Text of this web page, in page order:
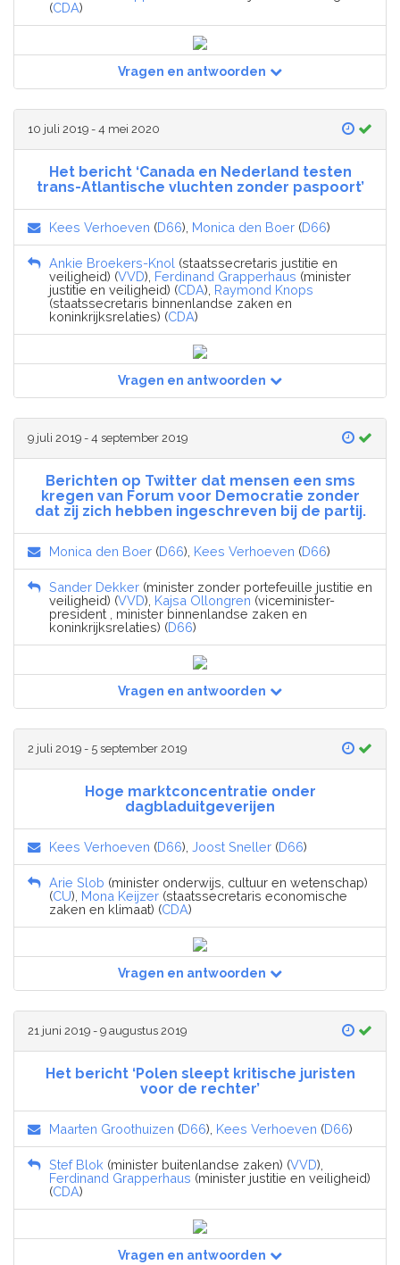
(CDA)
Vragen en antwoorden
10 juli 2019 - 4 mei 2020
Het bericht ‘Canada en Nederland testen
trans-Atlantische vluchten zonder paspoort’
Kees Verhoeven (D66), Monica den Boer (D66)
Ankie Broekers-Knol (staatssecretaris justitie en
veiligheid) (VVD), Ferdinand Grapperhaus (minister
justitie en veiligheid) (CDA), Raymond Knops
(staatssecretaris binnenlandse zaken en
koninkrijksrelaties) (CDA)
Vragen en antwoorden
9 juli 2019 - 4 september 2019
Berichten op Twitter dat mensen een sms
kregen van Forum voor Democratie zonder
dat zij zich hebben ingeschreven bij de partij.
Monica den Boer (D66), Kees Verhoeven (D66)
Sander Dekker (minister zonder portefeuille justitie en
veiligheid) (VVD), Kajsa Ollongren (viceminister-
president , minister binnenlandse zaken en
koninkrijksrelaties) (D66)
Vragen en antwoorden
2 juli 2019 - 5 september 2019
Hoge marktconcentratie onder
dagbladuitgeverijen
Kees Verhoeven (D66), Joost Sneller (D66)
Arie Slob (minister onderwijs, cultuur en wetenschap)
(CU), Mona Keijzer (staatssecretaris economische
zaken en klimaat) (CDA)
Vragen en antwoorden
21 juni 2019 - 9 augustus 2019
Het bericht ‘Polen sleept kritische juristen
voor de rechter’
Maarten Groothuizen (D66), Kees Verhoeven (D66)
Stef Blok (minister buitenlandse zaken) (VVD),
Ferdinand Grapperhaus (minister justitie en veiligheid)
(CDA)
Vragen en antwoorden